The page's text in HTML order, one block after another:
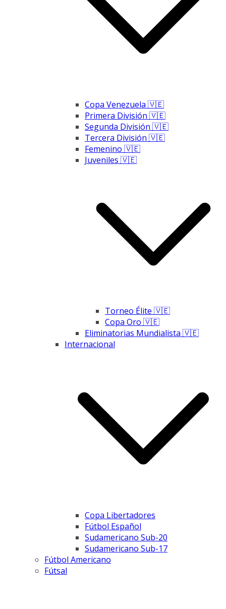
Copa Venezuela 🇻🇪
Primera División 🇻🇪
Segunda División 🇻🇪
Tercera División 🇻🇪
Femenino 🇻🇪
Juveniles 🇻🇪
Torneo Élite 🇻🇪
Copa Oro 🇻🇪
Eliminatorias Mundialista 🇻🇪
Internacional
Copa Libertadores
Fútbol Español
Sudamericano Sub-20
Sudamericano Sub-17
Fútbol Americano
Fútsal